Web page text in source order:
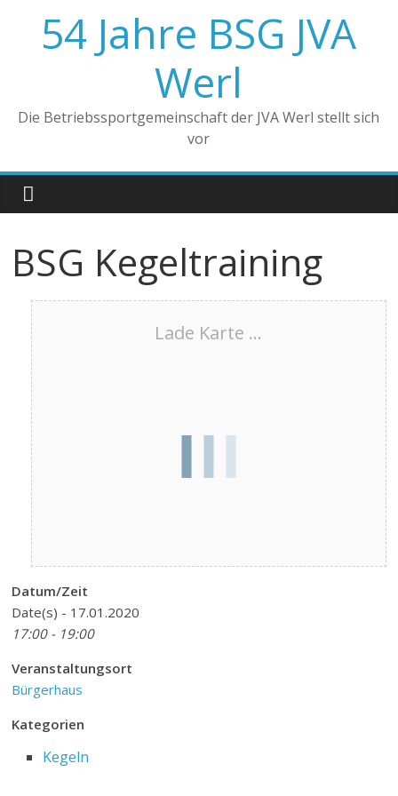
springen54 Jahre BSG JVA
Werl
Die Betriebssportgemeinschaft der JVA Werl stellt sich
vor
BSG Kegeltraining
Lade Karte ...
Datum/Zeit
Date(s) - 17.01.2020
17:00 - 19:00
Veranstaltungsort
Bürgerhaus
Kategorien
Kegeln